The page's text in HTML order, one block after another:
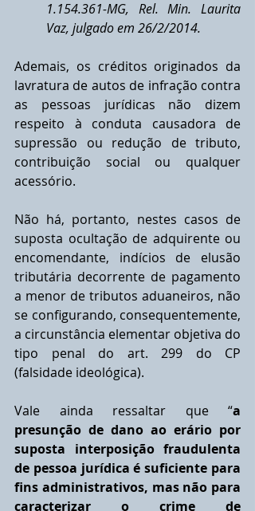
1.154.361-MG, Rel. Min. Laurita
Vaz, julgado em 26/2/2014.
Ademais, os créditos originados da
lavratura de autos de infração contra
as pessoas jurídicas não dizem
respeito à conduta causadora de
supressão ou redução de tributo,
contribuição social ou qualquer
acessório.
Não há, portanto, nestes casos de
suposta ocultação de adquirente ou
encomendante, indícios de elusão
tributária decorrente de pagamento
a menor de tributos aduaneiros, não
se configurando, consequentemente,
a circunstância elementar objetiva do
tipo penal do art. 299 do CP
(falsidade ideológica).
Vale ainda ressaltar que “a
presunção de dano ao erário por
suposta interposição fraudulenta
de pessoa jurídica é suficiente para
ﬁns administrativos, mas não para
caracterizar o crime de